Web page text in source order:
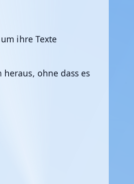
ihre Texte
ohne dass es